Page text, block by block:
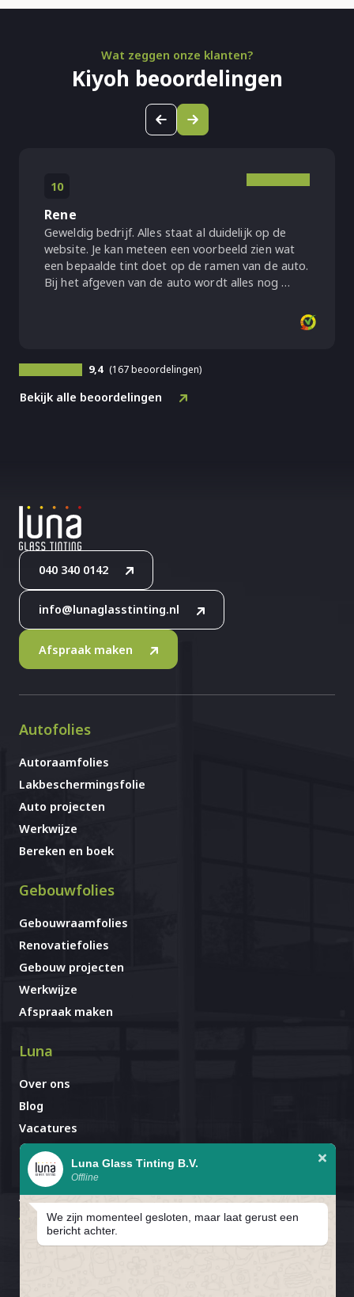
Wat zeggen onze klanten?
Kiyoh beoordelingen
10
Rene
Geweldig bedrijf. Alles staat al duidelijk op de
website. Je kan meteen een voorbeeld zien wat
een bepaalde tint doet op de ramen van de auto.
Bij het afgeven van de auto wordt alles nog …
9,4 (167 beoordelingen)
Bekijk alle beoordelingen
040 340 0142
info@lunaglasstinting.nl
Afspraak maken
Afspraak al gemaakt?
Avignonlaan 67
5627 GA Eindhoven
Autofolies
Autoraamfolies
Lakbeschermingsfolie
Auto projecten
Werkwijze
Bereken en boek
Gebouwfolies
Gebouwraamfolies
Renovatiefolies
Gebouw projecten
Werkwijze
Afspraak maken
Luna
Over ons
Blog
Vacatures
Contact
Luna Glass Tinting B.V.
Offline
We zijn momenteel gesloten, maar laat gerust een
bericht achter.